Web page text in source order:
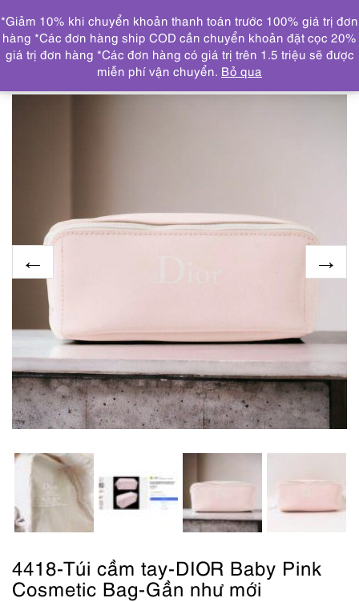
DANH MỤC
Trang chủ THƯƠNG HIỆU NỔI BẬT DIOR
4418-Túi
cầm tay-DIOR Baby Pink Cosmetic Bag-Gần như mới
4418-Túi cầm tay-DIOR Baby Pink
Cosmetic Bag-Gần như mới
*Giảm 10% khi chuyển khoản thanh toán trước 100% giá trị đơn
hàng *Các đơn hàng ship COD cần chuyển khoản đặt cọc 20%
giá trị đơn hàng *Các đơn hàng có giá trị trên 1.5 triệu sẽ được
miễn phí vận chuyển. Bỏ qua